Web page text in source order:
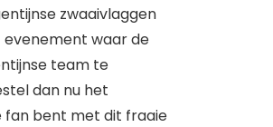
zwaaivlaggen
evenement waar de
team te
dan nu het
fan bent met dit fraaie